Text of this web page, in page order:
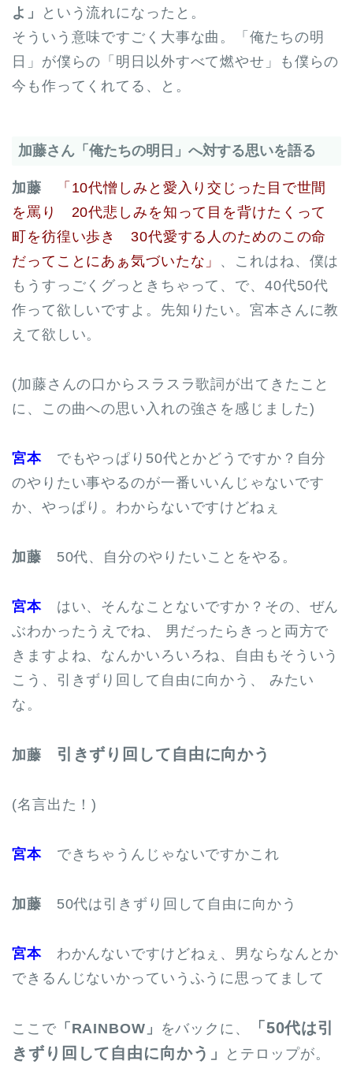
よ」
という流れになったと。
そういう意味ですごく大事な曲。「俺たちの明
日」が僕らの「明日以外すべて燃やせ」も僕らの
今も作ってくれてる、と。
加藤さん「俺たちの明日」へ対する思いを語る
加藤
「10代憎しみと愛入り交じった目で世間
を罵り 20代悲しみを知って目を背けたくって
町を彷徨い歩き 30代愛する人のためのこの命
だってことにあぁ気づいたな」 、これはね、僕は
もうすっごくグっときちゃって、で、40代50代
作って欲しいですよ。先知りたい。宮本さんに教
えて欲しい。
(加藤さんの口からスラスラ歌詞が出てきたこと
に、この曲への思い入れの強さを感じました)
宮本でもやっぱり50代とかどうですか？自分
のやりたい事やるのが一番いいんじゃないです
か、やっぱり。わからないですけどねぇ
加藤 50代、自分のやりたいことをやる。
宮本はい、そんなことないですか？その、ぜん
ぶわかったうえでね、 男だったらきっと両方で
きますよね、なんかいろいろね、自由もそういう
こう、引きずり回して自由に向かう、 みたい
な。
加藤 引きずり回して自由に向かう
(名言出た！)
宮本できちゃうんじゃないですかこれ
加藤 50代は引きずり回して自由に向かう
宮本わかんないですけどねぇ、男ならなんとか
できるんじないかっていうふうに思ってまして
ここで 「RAINBOW」 をバックに、
「50代は引
きずり回して自由に向かう」
とテロップが。